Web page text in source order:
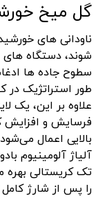
گل میخ
ناودانی های
شوند، دستگاه های
سطوح جاده ها
طور استراتژیک در
علاوه بر این، یک
فرسایش و افزایش
بالایی اعمال
آلیاژ آلومینیوم
تک کریستالی بهره
را پس از شارژ